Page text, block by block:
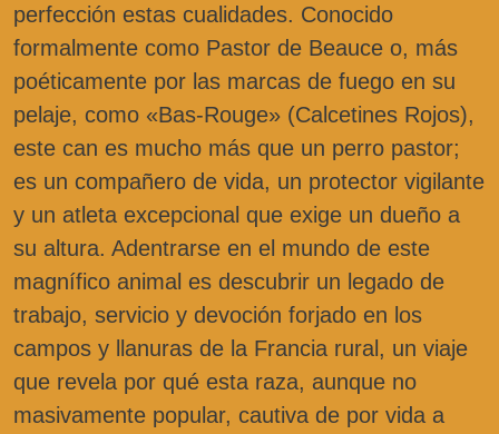
perfección estas cualidades. Conocido
formalmente como Pastor de Beauce o, más
poéticamente por las marcas de fuego en su
pelaje, como «Bas-Rouge» (Calcetines Rojos),
este can es mucho más que un perro pastor;
es un compañero de vida, un protector vigilante
y un atleta excepcional que exige un dueño a
su altura. Adentrarse en el mundo de este
magnífico animal es descubrir un legado de
trabajo, servicio y devoción forjado en los
campos y llanuras de la Francia rural, un viaje
que revela por qué esta raza, aunque no
masivamente popular, cautiva de por vida a